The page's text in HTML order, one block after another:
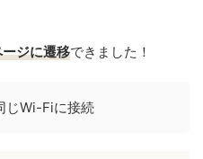
ジに遷移できました！
じWi-Fiに接続